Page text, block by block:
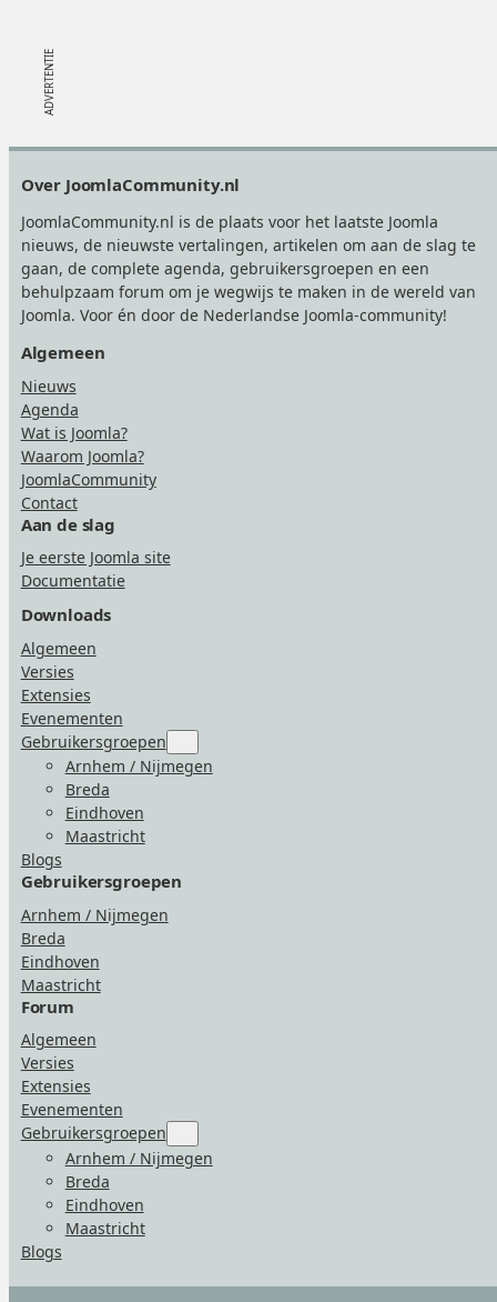
Over JoomlaCommunity.nl
JoomlaCommunity.nl is de plaats voor het laatste Joomla
nieuws, de nieuwste vertalingen, artikelen om aan de slag te
gaan, de complete agenda, gebruikersgroepen en een
behulpzaam forum om je wegwijs te maken in de wereld van
Joomla. Voor én door de Nederlandse Joomla-community!
Algemeen
Nieuws
Agenda
Wat is Joomla?
Waarom Joomla?
JoomlaCommunity
Contact
Aan de slag
Je eerste Joomla site
Documentatie
Downloads
Algemeen
Versies
Extensies
Evenementen
Gebruikersgroepen
for
“Gebruikersgroepen”
Arnhem / Nijmegen
Breda
Eindhoven
Maastricht
Blogs
Gebruikersgroepen
Arnhem / Nijmegen
Breda
Eindhoven
Maastricht
Forum
Algemeen
Versies
Extensies
Evenementen
Gebruikersgroepen
for
“Gebruikersgroepen”
Arnhem / Nijmegen
Breda
Eindhoven
Maastricht
Blogs